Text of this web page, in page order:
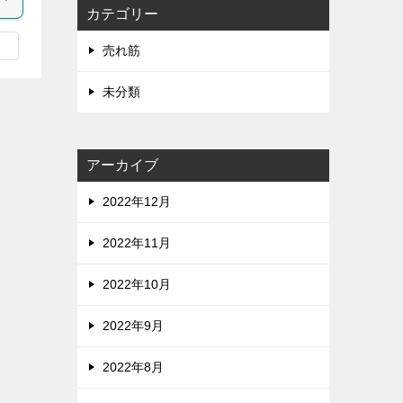
カテゴリー
売れ筋
未分類
アーカイブ
2022年12月
2022年11月
2022年10月
2022年9月
2022年8月